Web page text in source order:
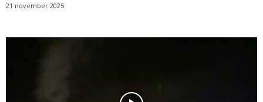
21 november 2025